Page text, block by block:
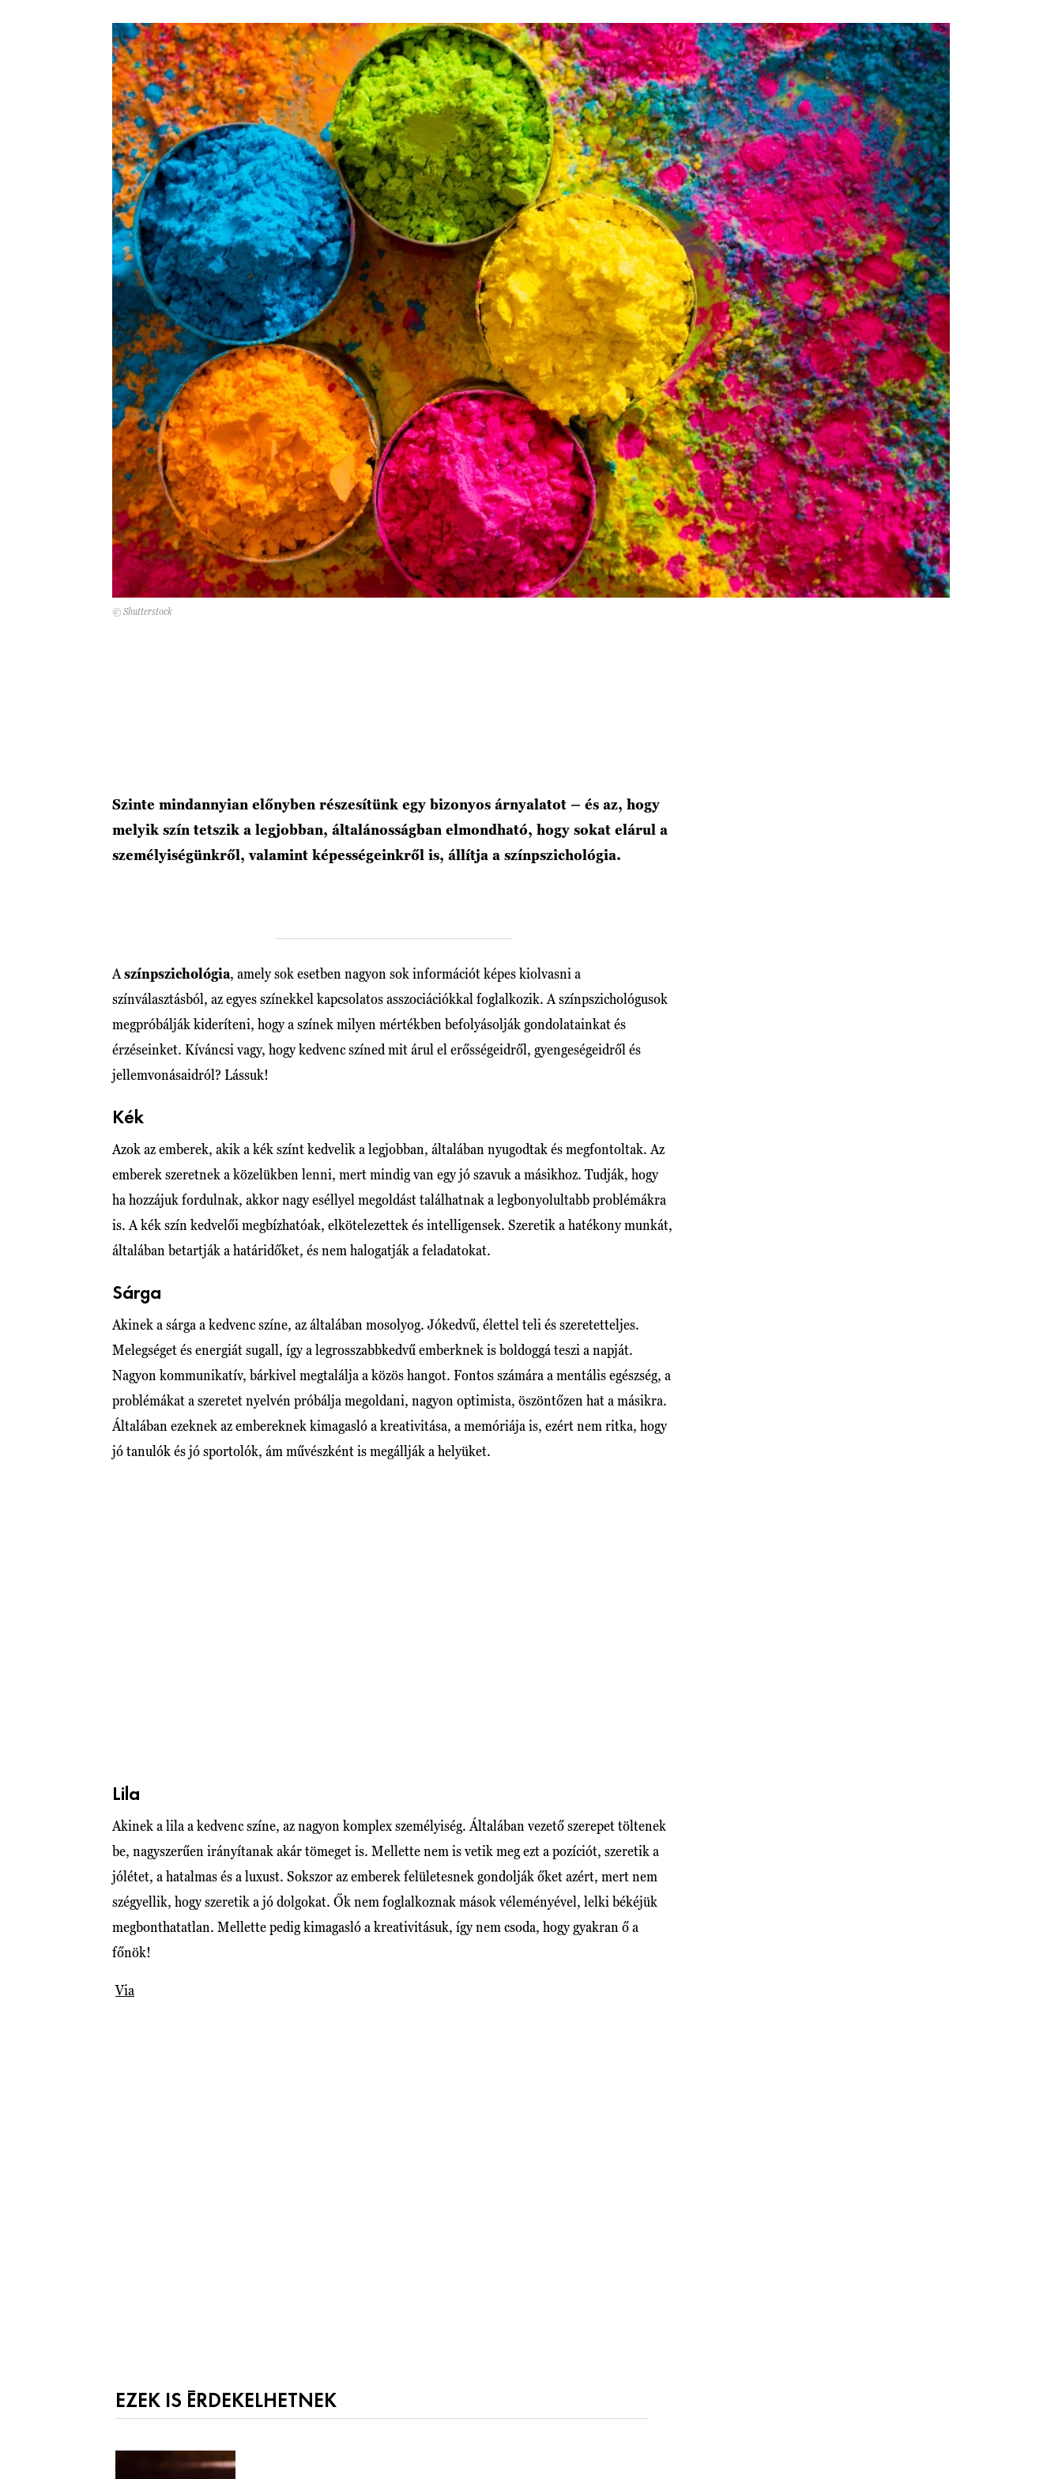
© Shutterstock
Szinte mindannyian előnyben részesítünk egy bizonyos árnyalatot – és az, hogy
melyik szín tetszik a legjobban, általánosságban elmondható, hogy sokat elárul a
személyiségünkről, valamint képességeinkről is, állítja a színpszichológia.
Aszínpszichológia, amely sok esetben nagyon sok információt képes kiolvasni a
színválasztásból, az egyes színekkel kapcsolatos asszociációkkal foglalkozik. A színpszichológusok
megpróbálják kideríteni, hogy a színek milyen mértékben befolyásolják gondolatainkat és
érzéseinket. Kíváncsi vagy, hogy kedvenc színed mit árul el erősségeidről, gyengeségeidről és
jellemvonásaidról? Lássuk!
Kék
Azok az emberek, akik a kék színt kedvelik a legjobban, általában nyugodtak és megfontoltak. Az
emberek szeretnek a közelükben lenni, mert mindig van egy jó szavuk a másikhoz. Tudják, hogy
ha hozzájuk fordulnak, akkor nagy eséllyel megoldást találhatnak a legbonyolultabb problémákra
is. A kék szín kedvelői megbízhatóak, elkötelezettek és intelligensek. Szeretik a hatékony munkát,
általában betartják a határidőket, és nem halogatják a feladatokat.
Sárga
Akinek a sárga a kedvenc színe, az általában mosolyog. Jókedvű, élettel teli és szeretetteljes.
Melegséget és energiát sugall, így a legrosszabbkedvű emberknek is boldoggá teszi a napját.
Nagyon kommunikatív, bárkivel megtalálja a közös hangot. Fontos számára a mentális egészség, a
problémákat a szeretet nyelvén próbálja megoldani, nagyon optimista, öszöntőzen hat a másikra.
Általában ezeknek az embereknek kimagasló a kreativitása, a memóriája is, ezért nem ritka, hogy
jó tanulók és jó sportolók, ám művészként is megállják a helyüket.
Lila
Akinek a lila a kedvenc színe, az nagyon komplex személyiség. Általában vezető szerepet töltenek
be, nagyszerűen irányítanak akár tömeget is. Mellette nem is vetik meg ezt a pozíciót, szeretik a
jólétet, a hatalmas és a luxust. Sokszor az emberek felületesnek gondolják őket azért, mert nem
szégyellik, hogy szeretik a jó dolgokat. Ők nem foglalkoznak mások véleményével, lelki békéjük
megbonthatatlan. Mellette pedig kimagasló a kreativitásuk, így nem csoda, hogy gyakran ő a
főnök!
Via
EZEK IS ÉRDEKELHETNEK